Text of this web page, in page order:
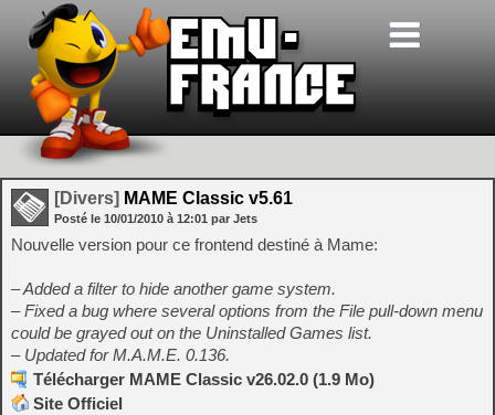
[Divers] MAME Classic v5.61
Posté le 10/01/2010 à 12:01 par Jets
Nouvelle version pour ce frontend destiné à Mame:
– Added a filter to hide another game system.
– Fixed a bug where several options from the File pull-down menu
could be grayed out on the Uninstalled Games list.
– Updated for M.A.M.E. 0.136.
Télécharger MAME Classic v26.02.0 (1.9 Mo)
Site Officiel